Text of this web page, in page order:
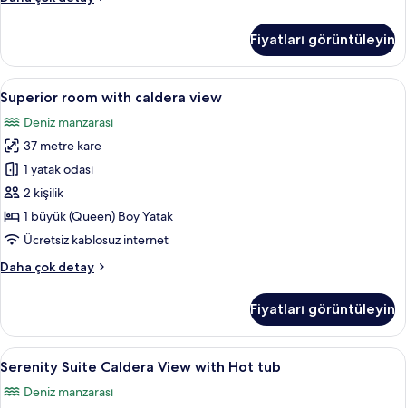
hakkında
daha
fazla
detay
Fiyatları görüntüleyin
Superior
room
with
caldera
view
için
tüm
fotoğrafları
Kaliteli yatak takımı, minibar, odada
9
Superior room with caldera view
Deniz manzarası
37 metre kare
1 yatak odası
2 kişilik
1 büyük (Queen) Boy Yatak
Ücretsiz kablosuz internet
Daha çok detay
Superior
view
hakkında
daha
detay
Fiyatları görüntüleyin
Serenity
Suite
Caldera
Serenity Suite Caldera View with Hot
22
Serenity Suite Caldera View with Hot tub
Deniz manzarası